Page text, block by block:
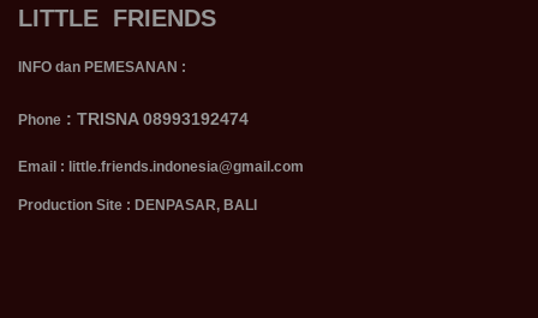
LITTLE FRIENDS
INFO dan PEMESANAN :
Phone : TRISNA 08993192474
Email : little.friends.indonesia@gmail.com
Production Site : DENPASAR, BALI